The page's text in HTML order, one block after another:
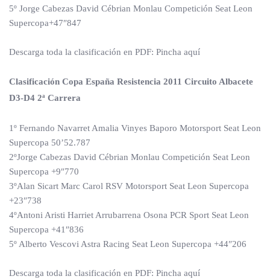
5º Jorge Cabezas David Cébrian Monlau Competición Seat Leon
Supercopa+47″847
Descarga toda la clasificación en PDF: Pincha aquí
Clasificación Copa España Resistencia 2011 Circuito Albacete
D3-D4 2ª Carrera
1º Fernando Navarret Amalia Vinyes Baporo Motorsport Seat Leon
Supercopa 50’52.787
2ºJorge Cabezas David Cébrian Monlau Competición Seat Leon
Supercopa +9″770
3ºAlan Sicart Marc Carol RSV Motorsport Seat Leon Supercopa
+23″738
4ºAntoni Aristi Harriet Arrubarrena Osona PCR Sport Seat Leon
Supercopa +41″836
5º Alberto Vescovi Astra Racing Seat Leon Supercopa +44″206
Descarga toda la clasificación en PDF: Pincha aquí